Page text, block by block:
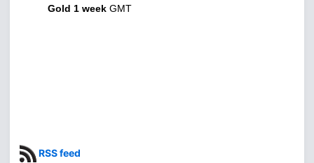
Gold 1 week GMT
RSS feed